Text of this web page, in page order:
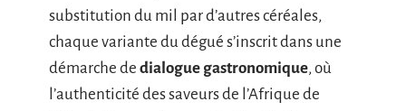
substitution du mil par d’autres céréales,
chaque variante du dégué s’inscrit dans une
démarche de dialogue gastronomique, où
l’authenticité des saveurs de l’Afrique de